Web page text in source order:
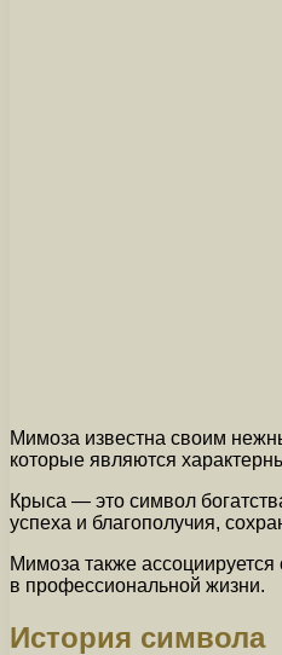
Мимоза известна своим
которые являются
Крыса — это символ
успеха и благополучия,
Мимоза также
в профессиональной жизни.
История символа